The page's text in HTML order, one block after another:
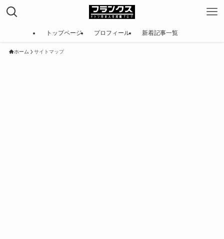
トップページ プロフィール 新着記事一覧
ホーム サイトマップ